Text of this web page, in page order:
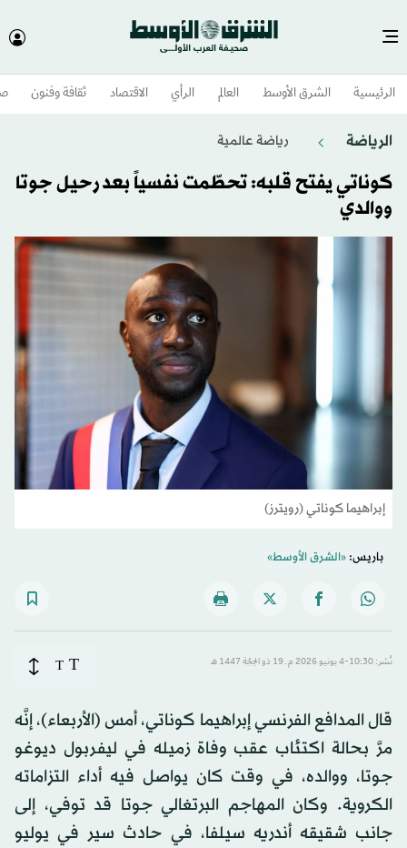
الرئيسية الشرق الأوسط​ العالم الرأي الاقتصاد ثقافة وفنون
الرياضة رياضة عالمية
كوناتي يفتح قلبه: تحطّمت نفسياً بعد رحيل جوتا
ووالدي
إبراهيما كوناتي (رويترز)
باريس:«الشرق الأوسط»
نُشر: 10:30-4 يونيو 2026 م ـ 19 ذو الحِجّة 1447 هـ T
T
قال المدافع ‌الفرنسي إبراهيما كوناتي، أمس (الأربعاء)، إنَّه
مرَّ بحالة اكتئاب عقب وفاة زميله في ليفربول ديوغو
جوتا، ووالده، في وقت كان ​يواصل فيه أداء التزاماته
الكروية. وكان المهاجم البرتغالي جوتا قد توفي، إلى
جانب شقيقه أندريه سيلفا، في حادث سير في يوليو